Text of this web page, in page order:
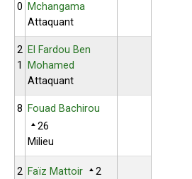
0 Mchangama
Attaquant
2
1
El Fardou Ben
Mohamed
Attaquant
8 Fouad Bachirou
26
Milieu
2 Faïz Mattoir
2